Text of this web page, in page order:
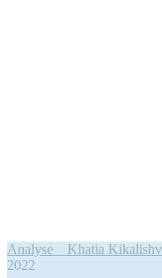
Analyse Khatia
2022